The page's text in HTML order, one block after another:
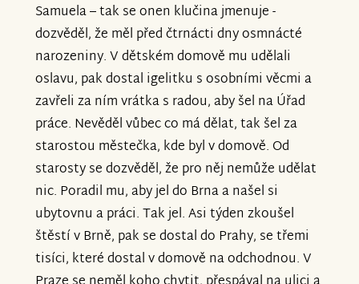
Samuela – tak se onen klučina jmenuje -
dozvěděl, že měl před čtrnácti dny osmnácté
narozeniny. V dětském domově mu udělali
oslavu, pak dostal igelitku s osobními věcmi a
zavřeli za ním vrátka s radou, aby šel na Úřad
práce. Nevěděl vůbec co má dělat, tak šel za
starostou městečka, kde byl v domově. Od
starosty se dozvěděl, že pro něj nemůže udělat
nic. Poradil mu, aby jel do Brna a našel si
ubytovnu a práci. Tak jel. Asi týden zkoušel
štěstí v Brně, pak se dostal do Prahy, se třemi
tisíci, které dostal v domově na odchodnou. V